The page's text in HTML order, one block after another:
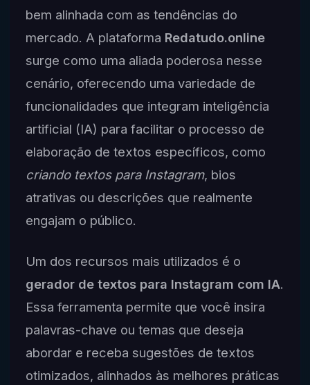
bem alinhada com as tendências do
mercado. A plataforma Redatudo.online
surge como uma aliada poderosa nesse
cenário, oferecendo uma variedade de
funcionalidades que integram inteligência
artificial (IA) para facilitar o processo de
elaboração de textos específicos, como
criando textos para Instagram, bios
atrativas ou descrições que realmente
engajam o público.
Um dos recursos mais utilizados é o
gerador de textos para Instagram com IA.
Essa ferramenta permite que você insira
palavras-chave ou temas que deseja
abordar e receba sugestões de textos
otimizados, alinhados às melhores práticas